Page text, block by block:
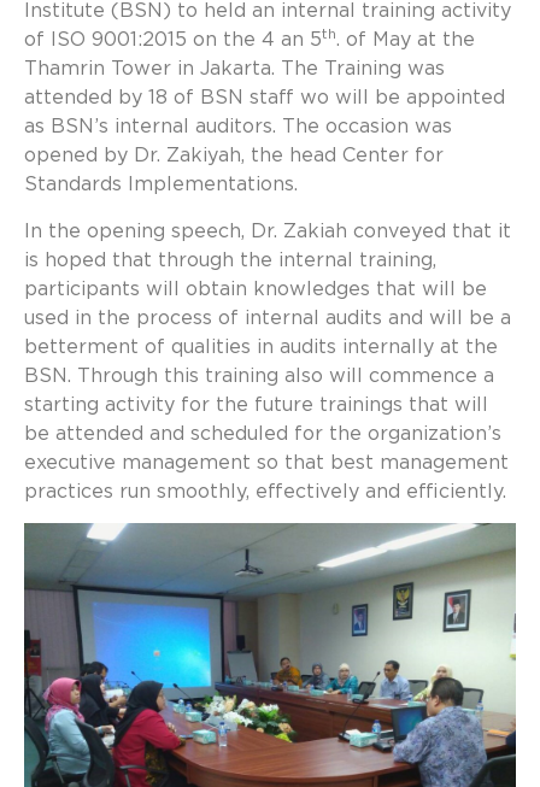
Institute (BSN) to held an internal training activity
of ISO 9001:2015 on the 4 an 5th. of May at the
Thamrin Tower in Jakarta. The Training was
attended by 18 of BSN staff wo will be appointed
as BSN’s internal auditors. The occasion was
opened by Dr. Zakiyah, the head Center for
Standards Implementations.
In the opening speech, Dr. Zakiah conveyed that it
is hoped that through the internal training,
participants will obtain knowledges that will be
used in the process of internal audits and will be a
betterment of qualities in audits internally at the
BSN. Through this training also will commence a
starting activity for the future trainings that will
be attended and scheduled for the organization’s
executive management so that best management
practices run smoothly, effectively and efficiently.